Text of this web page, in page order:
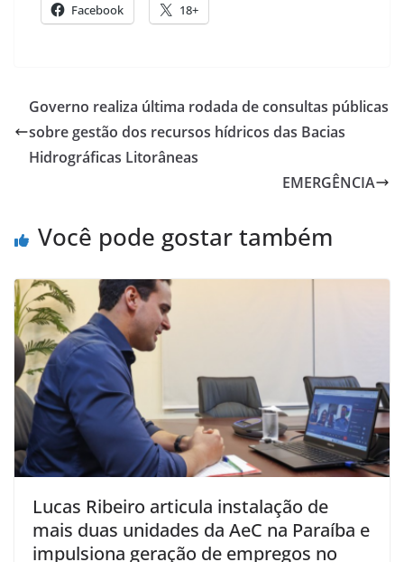
Facebook 18+
Governo realiza última rodada de consultas públicas
sobre gestão dos recursos hídricos das Bacias
Hidrográficas Litorâneas
EMERGÊNCIA
Você pode gostar também
Lucas Ribeiro articula instalação de
mais duas unidades da AeC na Paraíba e
impulsiona geração de empregos no